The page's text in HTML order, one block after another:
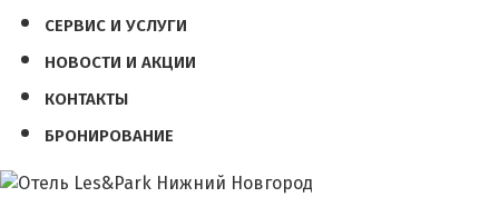
СЕРВИС И УСЛУГИ
НОВОСТИ И АКЦИИ
КОНТАКТЫ
БРОНИРОВАНИЕ